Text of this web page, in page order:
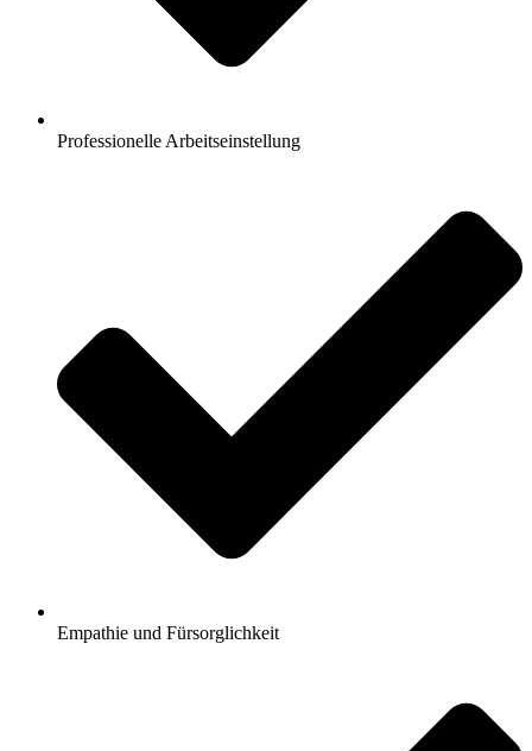
Professionelle Arbeitseinstellung
Empathie und Fürsorglichkeit